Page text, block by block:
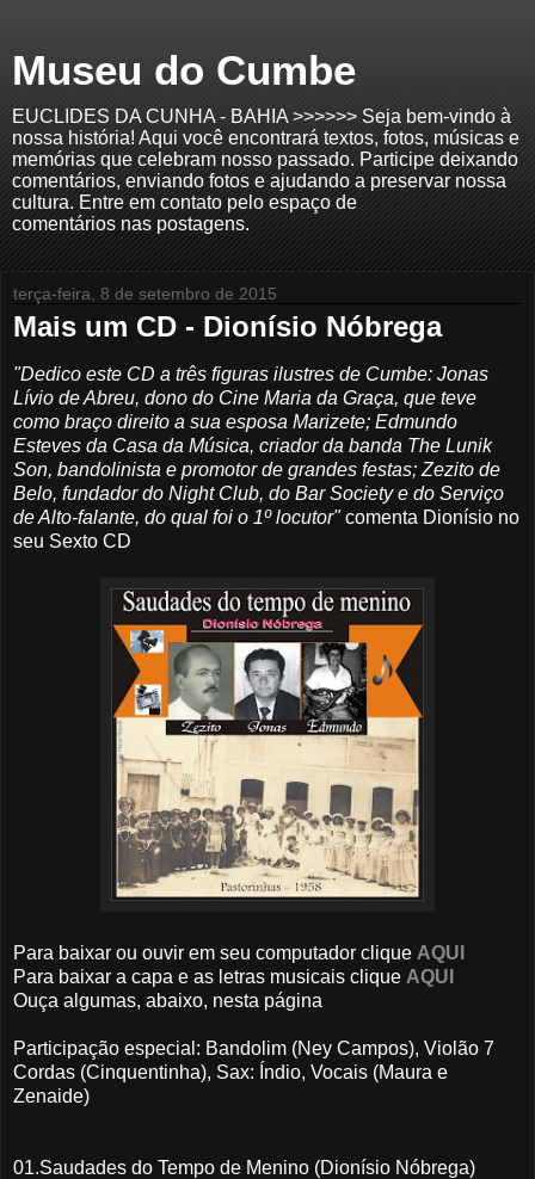
Museu do Cumbe
EUCLIDES DA CUNHA - BAHIA >>>>>> Seja bem-vindo à
nossa história! Aqui você encontrará textos, fotos, músicas e
memórias que celebram nosso passado. Participe deixando
comentários, enviando fotos e ajudando a preservar nossa
cultura. Entre em contato pelo espaço de
comentários nas postagens.
terça-feira, 8 de setembro de 2015
Mais um CD - Dionísio Nóbrega
"Dedico este CD a três figuras ilustres de Cumbe: Jonas
Lívio de Abreu, dono do Cine Maria da Graça, que teve
como braço direito a sua esposa Marizete; Edmundo
Esteves da Casa da Música, criador da banda The Lunik
Son, bandolinista e promotor de grandes festas; Zezito de
Belo, fundador do Night Club, do Bar Society e do Serviço
de Alto-falante, do qual foi o 1º locutor"comenta Dionísio no
seu Sexto CD
Para baixar ou ouvir em seu computador clique AQUI
Para baixar a capa e as letras musicais clique AQUI
Ouça algumas, abaixo, nesta página
Participação especial: Bandolim (Ney Campos), Violão 7
Cordas (Cinquentinha), Sax: Índio, Vocais (Maura e
Zenaide)
01.Saudades do Tempo de Menino (Dionísio Nóbrega)